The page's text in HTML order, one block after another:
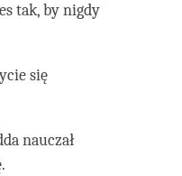
tak, by nigdy
się
nauczał